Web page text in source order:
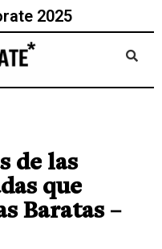
2025
de las
que
Baratas –